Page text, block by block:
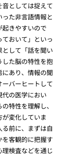
としては捉えて
た非言語情報と
きやすいので
おいて」といっ
して「話を聞い
た脳の特性を抱
あり、情報の聞
バーヒートして
の医学におい
特性を理解し、
変化していま
前に、まずは自
客観的に把握す
検査などを通じ